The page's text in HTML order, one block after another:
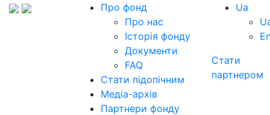
Про фонд
Про нас
Історія фонду
Документи
FAQ
Стати підопічним
Медіа-архів
Партнери фонду
Ua
Стати
партнером